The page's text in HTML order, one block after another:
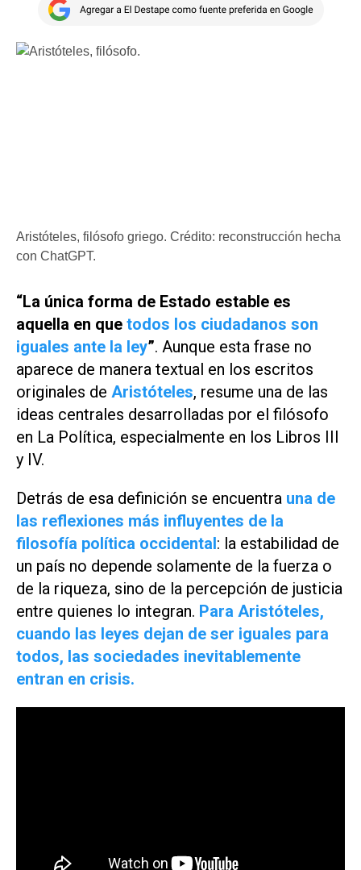
Aristóteles, filósofo griego. Crédito: reconstrucción hecha
con ChatGPT.
“La única forma de Estado estable es
aquella en que todos los ciudadanos son
iguales ante la ley”. Aunque esta frase no
aparece de manera textual en los escritos
originales de Aristóteles, resume una de las
ideas centrales desarrolladas por el filósofo
en La Política, especialmente en los Libros III
y IV.
Detrás de esa definición se encuentra una de
las reflexiones más influyentes de la
filosofía política occidental: la estabilidad de
un país no depende solamente de la fuerza o
de la riqueza, sino de la percepción de justicia
entre quienes lo integran. Para Aristóteles,
cuando las leyes dejan de ser iguales para
todos, las sociedades inevitablemente
entran en crisis.